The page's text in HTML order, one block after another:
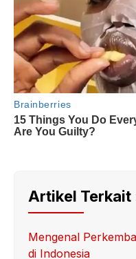
Artikel Terkait
Mengenal
di Indonesia